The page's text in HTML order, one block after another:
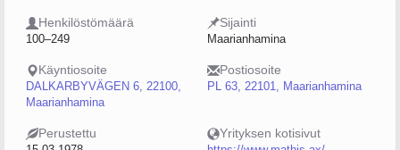
Henkilöstömäärä
100–249
Sijainti
Maarianhamina
Käyntiosoite
DALKARBYVÄGEN 6, 22100,
Maarianhamina
Postiosoite
PL 63, 22101, Maarianhamina
Perustettu Yrityksen kotisivut